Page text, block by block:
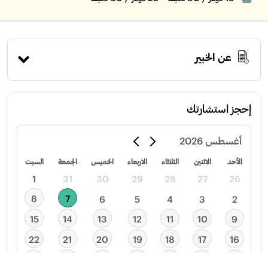
عن الخبير
إحجز استشارتك
أغسطس 2026
الأحد الاثنين الثلاثاء الاربعاء الخميس الجمعة السبت
26
27
28
29
30
31
1
2
3
4
5
6
7
8
9
10
11
12
13
14
15
16
17
18
19
20
21
22